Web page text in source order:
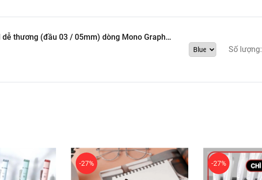
thương (đầu 03 / 05mm) dòng Mono Graph
Số lượng:
-27% -27%